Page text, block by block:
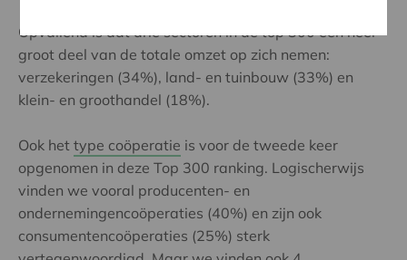
Opvallend is dat drie sectoren in de top 300 een heel
groot deel van de totale omzet op zich nemen:
verzekeringen (34%), land- en tuinbouw (33%) en
klein- en groothandel (18%).
Ook het type coöperatie is voor de tweede keer
opgenomen in deze Top 300 ranking. Logischerwijs
vinden we vooral producenten- en
ondernemingencoöperaties (40%) en zijn ook
consumentencoöperaties (25%) sterk